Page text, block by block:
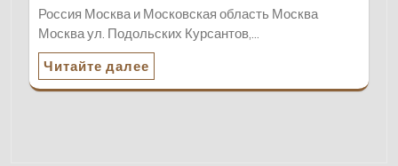
Россия Москва и Московская область Москва
Москва ул. Подольских Курсантов,…
Читайте далее